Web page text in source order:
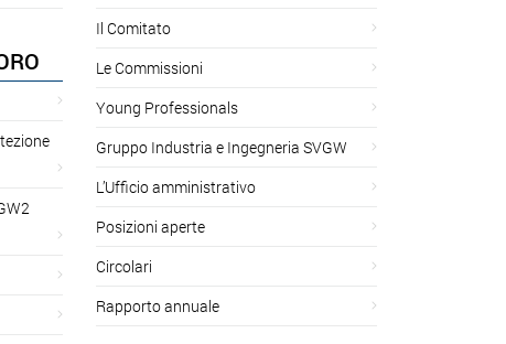
Il Comitato
Le Commissioni
Young Professionals
Gruppo Industria e Ingegneria SVGW
L’Ufficio amministrativo
Posizioni aperte
Circolari
Rapporto annuale